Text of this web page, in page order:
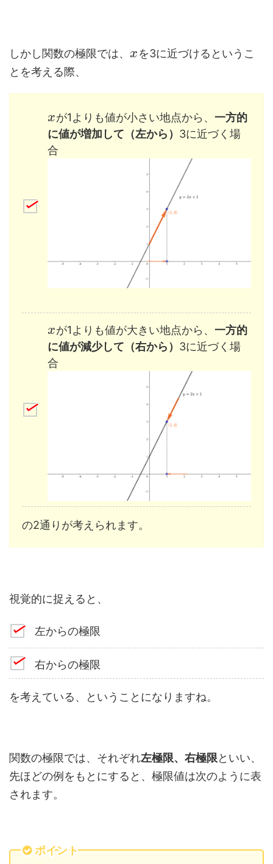
しかし関数の極限では、 xを3に近づけるというこ
とを考える際、
xが1よりも値が小さい地点から、 一方的
に値が増加して（左から） 3に近づく場
合
xが1よりも値が大きい地点から、 一方的
に値が減少して（右から） 3に近づく場
合
の2通りが考えられます。
視覚的に捉えると、
左からの極限
右からの極限
を考えている、ということになりますね。
関数の極限では、それぞれ左極限、右極限といい、
先ほどの例をもとにすると、極限値は次のように表
されます。
ポイント